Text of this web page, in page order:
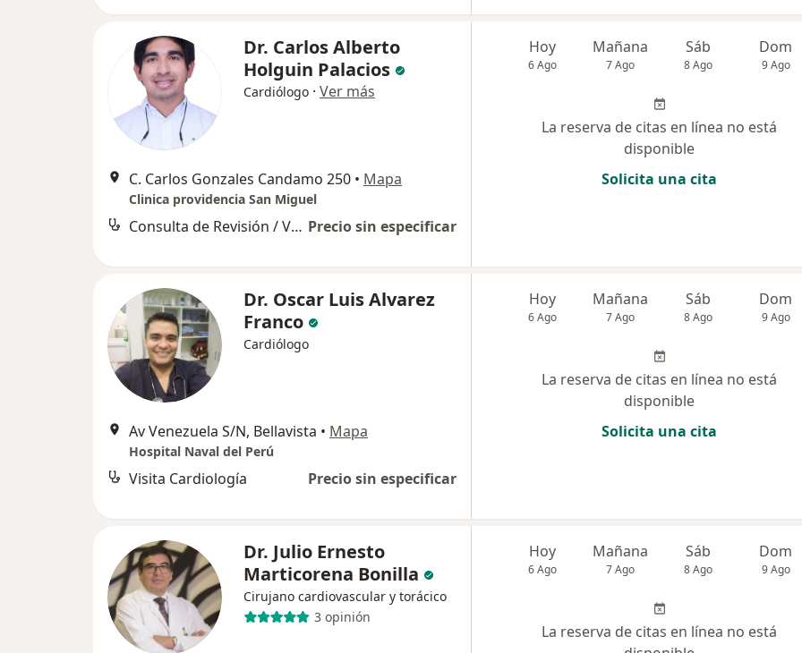
Dr. Carlos Alberto
Holguin Palacios
Cardiólogo · Ver más
C. Carlos Gonzales Candamo 250 • Mapa
Clinica providencia San Miguel
Consulta de Revisión / Visitas sucesivas Precio sin especificar
Hoy
6 Ago
Mañana
7 Ago
Sáb
8 Ago
Dom
9 Ago
La reserva de citas en línea no está
disponible
Solicita una cita
Dr. Oscar Luis Alvarez
Franco
Cardiólogo
Av Venezuela S/N, Bellavista • Mapa
Hospital Naval del Perú
Visita Cardiología Precio sin especificar
Hoy
6 Ago
Mañana
7 Ago
Sáb
8 Ago
Dom
9 Ago
La reserva de citas en línea no está
disponible
Solicita una cita
Dr. Julio Ernesto
Marticorena Bonilla
Cirujano cardiovascular y torácico
3 opinión
Hoy
6 Ago
Mañana
7 Ago
Sáb
8 Ago
Dom
9 Ago
La reserva de citas en línea no está